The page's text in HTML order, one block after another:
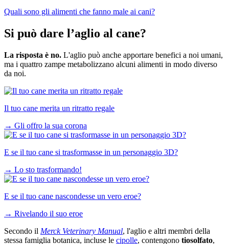
Quali sono gli alimenti che fanno male ai cani?
Si può dare l’aglio al cane?
La risposta è no. L'aglio può anche apportare benefici a noi umani,
ma i quattro zampe metabolizzano alcuni alimenti in modo diverso
da noi.
Il tuo cane merita un ritratto regale
→ Gli offro la sua corona
E se il tuo cane si trasformasse in un personaggio 3D?
→ Lo sto trasformando!
E se il tuo cane nascondesse un vero eroe?
→ Rivelando il suo eroe
Secondo il Merck Veterinary Manual, l'aglio e altri membri della
stessa famiglia botanica, incluse le cipolle, contengono tiosolfato,